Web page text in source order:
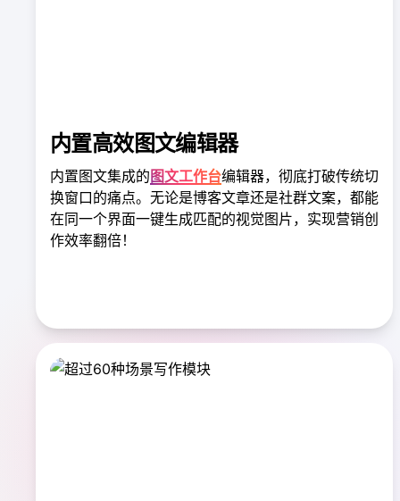
内置高效图文编辑器
内置图文集成的图文工作台编辑器，彻底打破传统切
换窗口的痛点。无论是博客文章还是社群文案，都能
在同一个界面一键生成匹配的视觉图片，实现营销创
作效率翻倍！